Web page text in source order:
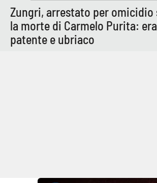
Zungri, arrestato per omicidio
la morte di Carmelo Purita:
patente e ubriaco